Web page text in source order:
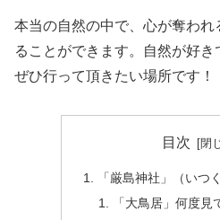
本当の自然の中で、心が奪わ
ることができます。自然が好き
ぜひ行って頂きたい場所です！
目次
「厳島神社」（いつ
「大鳥居」何度見